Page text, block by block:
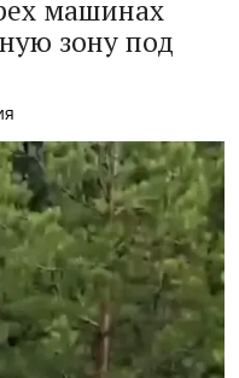
машинах
зону под